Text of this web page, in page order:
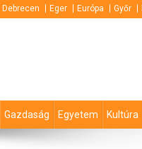
Debrecen Eger Európa Győr
Gazdaság Egyetem Kultúra